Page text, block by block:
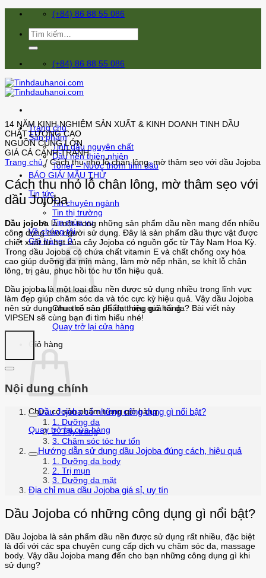
Skip
content
(+84) 86 88 55 086
Tìm
kiếm:
(+84) 86 88 55 086
Trang chủ
Sản phẩm
Tinh dầu nguyên chất
Dầu nền thiên nhiên
Toner – Nước thơm tinh dầu
BÁO GIÁ/ MẪU THỬ
Tin tức
Tin chuyên ngành
Tin thị trường
Tin mùa vụ
Về chúng tôi
Giỏ hàng: 0
Chưa có sản phẩm trong giỏ hàng.
Quay trở lại cửa hàng
Giỏ hàng
Chưa có sản phẩm trong giỏ hàng.
Quay trở lại cửa hàng
14 NĂM KINH NGHIỆM SẢN XUẤT & KINH DOANH TINH DẦU
CHẤT LƯỢNG CAO
NGUỒN CUNG LỚN
GIÁ CẢ CẠNH TRANH
Trang chủ / Cách thu nhỏ lỗ chân lông, mờ thâm sẹo với dầu Jojoba
Cách thu nhỏ lỗ chân lông, mờ thâm sẹo với
dầu Jojoba
Dầu jojoba là một trong những sản phẩm dầu nền mang đến nhiều
công dụng cho người sử dụng. Đây là sản phẩm dầu thực vật được
chiết xuất từ hạt của cây Jojoba có nguồn gốc từ Tây Nam Hoa Kỳ.
Trong dầu Jojoba có chứa chất vitamin E và chất chống oxy hóa
cao giúp dưỡng da mịn màng, làm mờ nếp nhăn, se khít lỗ chân
lông, trị gàu, phục hồi tóc hư tổn hiệu quả.
Dầu jojoba là một loại dầu nền được sử dụng nhiều trong lĩnh vực
làm đẹp giúp chăm sóc da và tóc cực kỳ hiệu quả. Vậy dầu Jojoba
nên sử dụng như thế nào để đạt hiệu quả tối đa? Bài viết này
VIPSEN sẽ cùng bạn đi tìm hiểu nhé!
Nội dung chính
Dầu Jojoba có những công dụng gì nổi bật?
1. Dưỡng da
2. Tẩy trang
3. Chăm sóc tóc hư tổn
Hướng dẫn sử dụng dầu Jojoba đúng cách, hiệu quả
1. Dưỡng da body
2. Trị mụn
3. Dưỡng da mặt
Địa chỉ mua dầu Jojoba giá sỉ, uy tín
Dầu Jojoba có những công dụng gì nổi bật?
Dầu Jojoba là sản phẩm dầu nền được sử dụng rất nhiều, đặc biệt
là đối với các spa chuyên cung cấp dịch vụ chăm sóc da, massage
body. Vậy dầu Jojoba mang đến cho bạn những công dụng gì khi
sử dụng?